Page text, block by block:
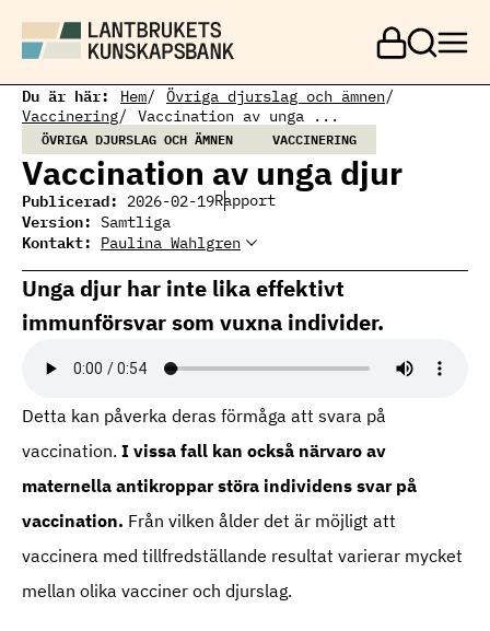
a
Du är här: Hem
Övriga djurslag och ämnen
Vaccinering
Vaccination av unga ...
ÖVRIGA DJURSLAG OCH ÄMNEN VACCINERING
Vaccination av unga djur
Publicerad: 2026-02-19Rapport
Version: Samtliga
Kontakt: Paulina Wahlgren
Paulina Wahlgren
Ämnesansvarig fjäderfä
paulina.wahlgren@ri.se
010 251 38 57
fjäderfä
Unga djur har inte lika effektivt
immunförsvar som vuxna individer.
Detta kan påverka deras förmåga att svara på
vaccination. I vissa fall kan också närvaro av
maternella antikroppar störa individens svar på
vaccination. Från vilken ålder det är möjligt att
vaccinera med tillfredställande resultat varierar mycket
mellan olika vacciner och djurslag.